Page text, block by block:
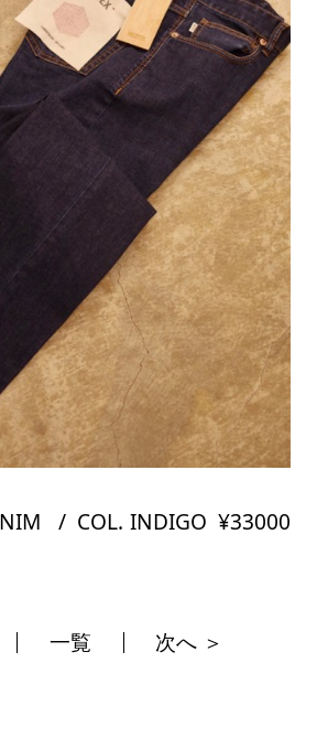
/ COL. INDIGO ¥33000
一覧 次へ ＞